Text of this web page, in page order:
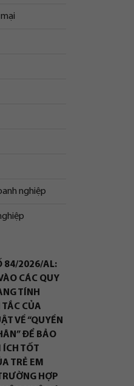
nghiệp
84/2026/AL:
CÁC QUY
TÍNH
TẮC CỦA
VỀ “QUYỀN
ĐỂ BẢO
TỐT
TRẺ EM
HỢP